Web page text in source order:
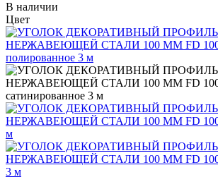
В наличии
Цвет